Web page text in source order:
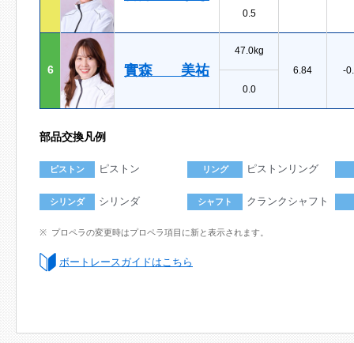
0.5
6 實森 美祐
47.0kg
6.84
-
0.0
部品交換凡例
ピストン ピストン リング ピストンリング
シリンダ シリンダ シャフト クランクシャフト
プロペラの変更時はプロペラ項目に新と表示されます。
ボートレースガイドはこちら